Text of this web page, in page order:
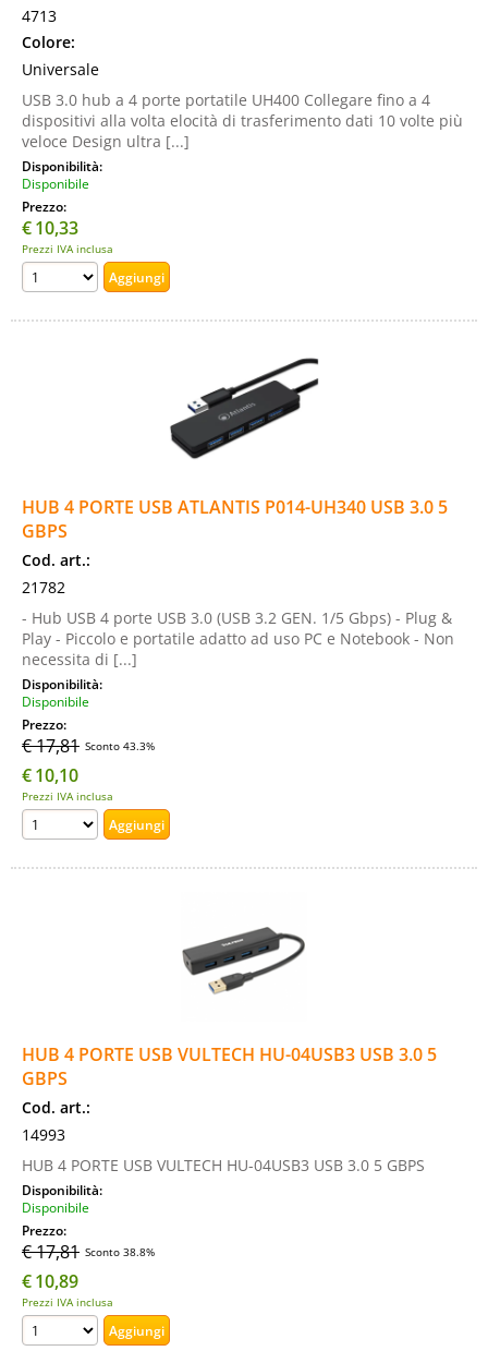
4713
Colore:
Universale
USB 3.0 hub a 4 porte portatile UH400 Collegare fino a 4
dispositivi alla volta elocità di trasferimento dati 10 volte più
veloce Design ultra [...]
Disponibilità:
Disponibile
Prezzo:
€10,33
Prezzi IVA inclusa
HUB 4 PORTE USB ATLANTIS P014-UH340 USB 3.0 5
GBPS
Cod. art.:
21782
- Hub USB 4 porte USB 3.0 (USB 3.2 GEN. 1/5 Gbps) - Plug &
Play - Piccolo e portatile adatto ad uso PC e Notebook - Non
necessita di [...]
Disponibilità:
Disponibile
Prezzo:
€ 17,81 Sconto 43.3%
€10,10
Prezzi IVA inclusa
HUB 4 PORTE USB VULTECH HU-04USB3 USB 3.0 5
GBPS
Cod. art.:
14993
HUB 4 PORTE USB VULTECH HU-04USB3 USB 3.0 5 GBPS
Disponibilità:
Disponibile
Prezzo:
€ 17,81 Sconto 38.8%
€10,89
Prezzi IVA inclusa